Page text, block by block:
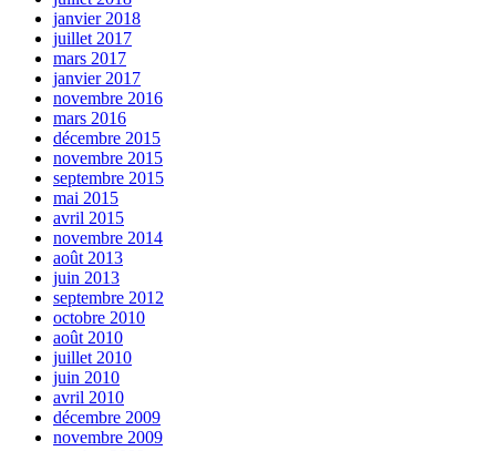
janvier 2018
juillet 2017
mars 2017
janvier 2017
novembre 2016
mars 2016
décembre 2015
novembre 2015
septembre 2015
mai 2015
avril 2015
novembre 2014
août 2013
juin 2013
septembre 2012
octobre 2010
août 2010
juillet 2010
juin 2010
avril 2010
décembre 2009
novembre 2009